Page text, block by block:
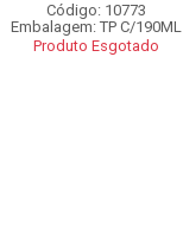
Código: 10773
Embalagem: TP C/190ML
Produto Esgotado